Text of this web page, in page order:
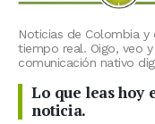
Noticias de Colombia
tiempo real. Oigo, veo
comunicación nativo
Lo que leas hoy
noticia.